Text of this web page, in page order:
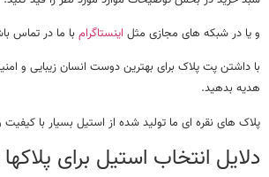
و یا در شبکه های مجازی مثل اینستاگرام با ما در تماس
با داشتن پت پلاک برای بهترین دوست انسان زیبایی و
هدیه بدهید.
پلاک های نقره ای ما تولید شده از استیل بسیار با کیفیت
دلایل انتخاب استیل برای